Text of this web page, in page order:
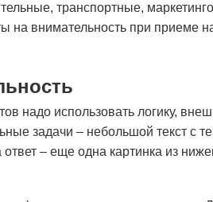
транспортные,
на внимательность при приеме
надо использовать логику,
задачи – небольшой текст с
ответ – еще одна картинка из